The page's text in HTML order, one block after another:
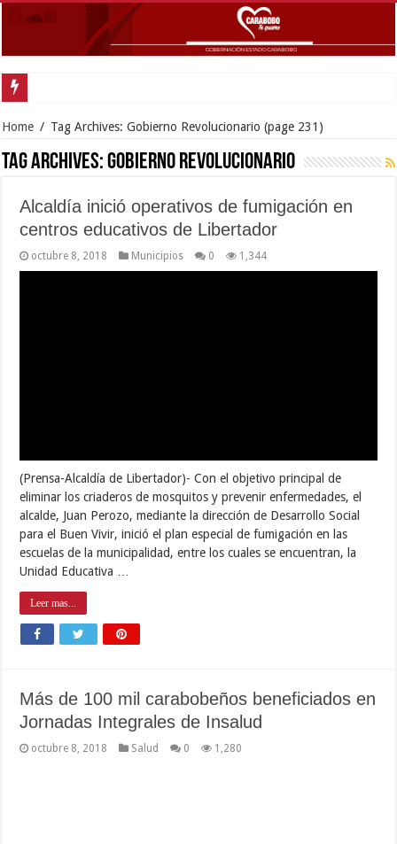
Home / Tag Archives: Gobierno Revolucionario (page 231)
Tag Archives:Gobierno Revolucionario
Alcaldía inició operativos de fumigación en
centros educativos de Libertador
octubre 8, 2018 Municipios 0 1,344
(Prensa-Alcaldía de Libertador)- Con el objetivo principal de
eliminar los criaderos de mosquitos y prevenir enfermedades, el
alcalde, Juan Perozo, mediante la dirección de Desarrollo Social
para el Buen Vivir, inició el plan especial de fumigación en las
escuelas de la municipalidad, entre los cuales se encuentran, la
Unidad Educativa …
Leer mas...
Más de 100 mil carabobeños beneficiados en
Jornadas Integrales de Insalud
octubre 8, 2018 Salud 0 1,280